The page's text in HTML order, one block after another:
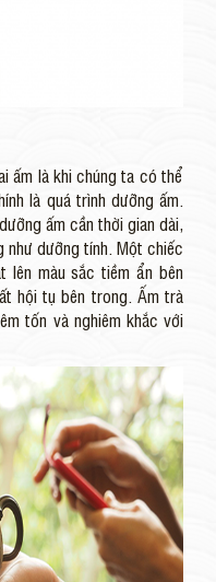
ấm là khi chúng ta có thể
là quá trình dưỡng ấm.
ấm cần thời gian dài,
như dưỡng tính. Một chiếc
màu sắc tiềm ẩn bên
hội tụ bên trong. Ấm trà
tốn và nghiêm khắc với